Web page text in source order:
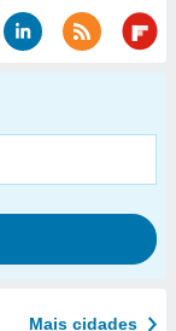
Mais cidades